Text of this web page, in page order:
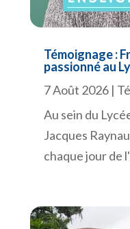
Témoignage :
passionné au
7 Août 2026|
Au sein du
Jacques
chaque jour de